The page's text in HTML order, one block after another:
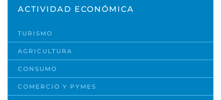
ACTIVIDAD ECONÓMICA
TURISMO
AGRICULTURA
CONSUMO
COMERCIO Y PYMES